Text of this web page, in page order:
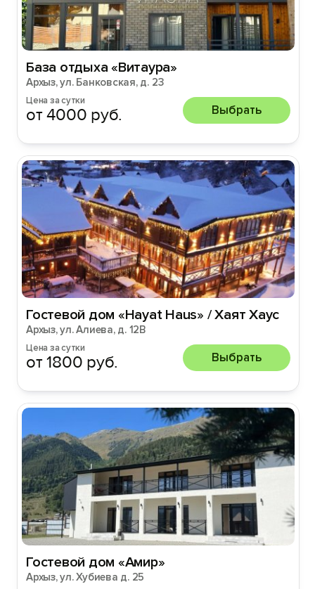
База отдыха «Витаура»
Архыз, ул. Банковская, д. 23
Цена за сутки
от 4000 руб. Выбрать
Гостевой дом «Hayat Haus» / Хаят Хаус
Архыз, ул. Алиева, д. 12В
Цена за сутки
от 1800 руб. Выбрать
Гостевой дом «Амир»
Архыз, ул. Хубиева д. 25